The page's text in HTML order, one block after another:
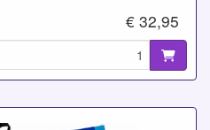
€ 32,95